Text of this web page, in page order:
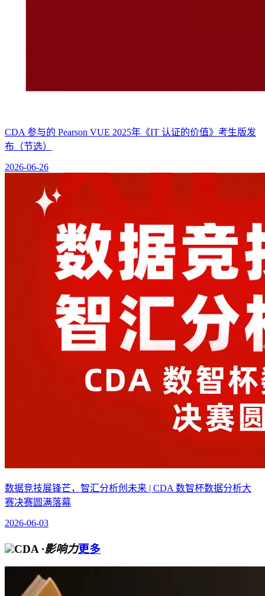
CDA 参与的 Pearson VUE 2025年《IT 认证的价值》考生版发
布（节选）
2026-06-26
数据竞技展锋芒，智汇分析创未来 | CDA 数智杯数据分析大
赛决赛圆满落幕
2026-06-03
CDA ·影响力更多